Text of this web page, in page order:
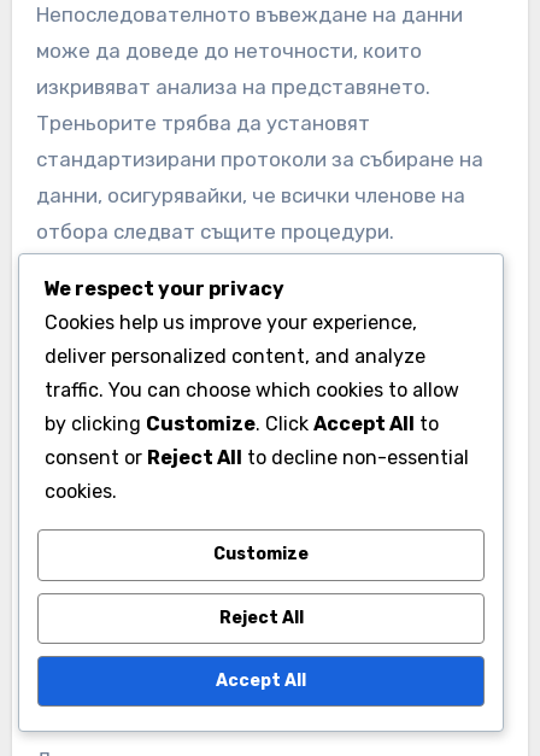
Непоследователното въвеждане на данни
може да доведе до неточности, които
изкривяват анализа на представянето.
Треньорите трябва да установят
стандартизирани протоколи за събиране на
данни, осигурявайки, че всички членове на
отбора следват същите процедури.
помогнат за укрепване на тези практики и
минимизиране на грешките.
Използването на централизирана цифрова
платформа за въвеждане на данни може също
да подобри последователността. Това
намалява вероятността от несъответствия,
причинени от ръчни записи.
Прекомерна зависимост от
количествени метрики
We respect your privacy
Cookies help us improve your experience,
deliver personalized content, and analyze
traffic. You can choose which cookies to allow
by clicking Customize. Click Accept All to
consent or Reject All to decline non-essential
cookies.
Customize
Reject All
Accept All